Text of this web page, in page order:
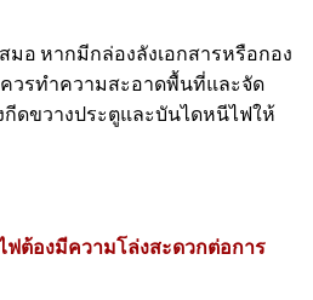
หากมีกล่องลังเอกสารหรือกอง
วรทำความสะอาดพื้นที่และจัด
กีดขวางประตูและบันไดหนีไฟให้
ฟต้องมีความโล่งสะดวกต่อการ